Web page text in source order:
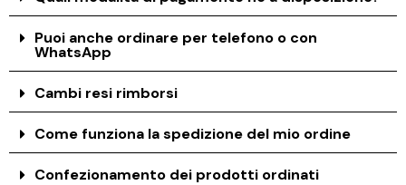
Puoi anche ordinare per telefono o con
WhatsApp
Cambi resi rimborsi
Come funziona la spedizione del mio ordine
Confezionamento dei prodotti ordinati